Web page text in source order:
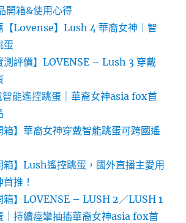
開箱&使用心得
【Lovense】Lush 4 華裔女神｜智
蛋
測評價】LOVENSE – Lush 3 穿戴
能遙控跳蛋｜華裔女神asia fox首
箱】華裔女神穿戴智能跳蛋可跨國遙
箱】Lush遙控跳蛋，國外直播主愛用
推！
箱】LOVENSE – LUSH 2／LUSH 1
｜持續痙攣抽搐華裔女神asia fox首